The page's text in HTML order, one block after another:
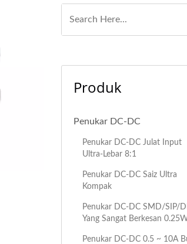
Produk
Penukar DC-DC
Penukar DC-DC Julat Input
Ultra-Lebar 8:1
Penukar DC-DC Saiz Ultra
Kompak
Penukar DC-DC SMD/SIP/
Yang Sangat Berkesan
Penukar DC-DC 0.5 ~ 10A